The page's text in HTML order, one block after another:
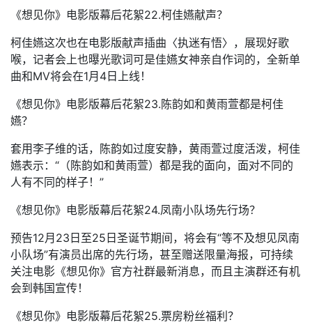
《想见你》电影版幕后花絮22.柯佳嬿献声？
柯佳嬿这次也在电影版献声插曲〈执迷有悟〉，展现好歌
喉，记者会上也曝光歌词可是佳嬿女神亲自作词的，全新单
曲和MV将会在1月4日上线！
《想见你》电影版幕后花絮23.陈韵如和黄雨萱都是柯佳
嬿？
套用李子维的话，陈韵如过度安静，黄雨萱过度活泼，柯佳
嬿表示：“（陈韵如和黄雨萱）都是我的面向，面对不同的
人有不同的样子！”
《想见你》电影版幕后花絮24.凤南小队场先行场？
预告12月23日至25日圣诞节期间，将会有“等不及想见凤南
小队场”有演员出席的先行场，甚至赠送限量海报，可持续
关注电影《想见你》官方社群最新消息，而且主演群还有机
会到韩国宣传！
《想见你》电影版幕后花絮25.票房粉丝福利？